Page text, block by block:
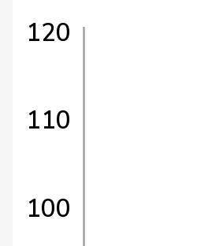
100
110
120